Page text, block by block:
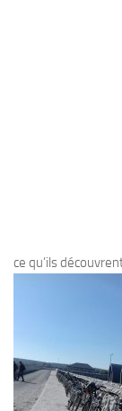
ce qu’ils